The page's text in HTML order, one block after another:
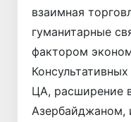
взаимная
гуманитарные
фактором
ЦА, расширение
Азербайджаном,